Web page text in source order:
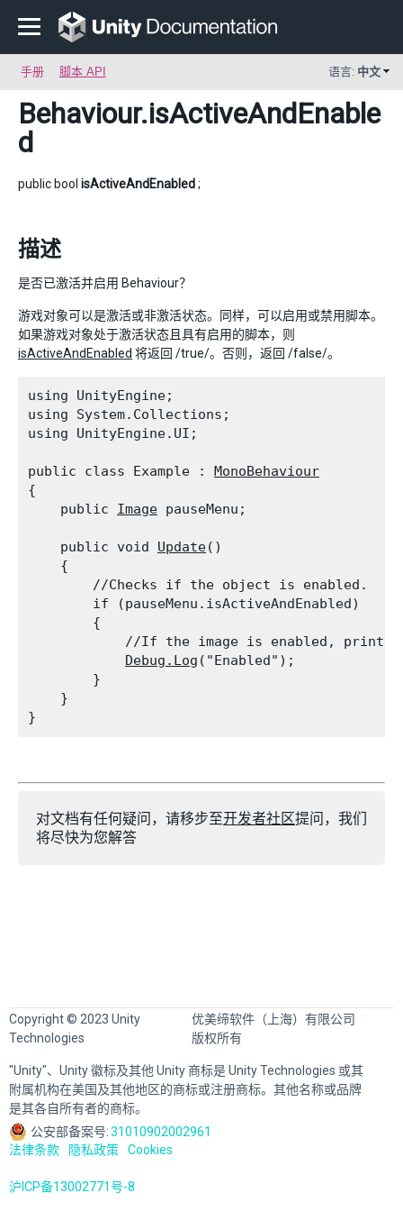
手册 脚本 API 语言: 中文
Behaviour.isActiveAndEnable
d
public bool isActiveAndEnabled;
描述
是否已激活并启用 Behaviour？
游戏对象可以是激活或非激活状态。同样，可以启用或禁用脚本。
如果游戏对象处于激活状态且具有启用的脚本，则
isActiveAndEnabled 将返回 /true/。否则，返回 /false/。
using UnityEngine;
using System.Collections;
using UnityEngine.UI;
public class Example : MonoBehaviour
{
    public
Image pauseMenu;
    public void
Update()
    {
        //Checks if the object is enabled.
        if (pauseMenu.isActiveAndEnabled)
        {
//If the image is enabled, print
Debug.Log ("Enabled");
        }
    }
对文档有任何疑问，请移步至开发者社区提问，我们
将尽快为您解答
Copyright © 2023 Unity
Technologies
优美缔软件（上海）有限公司
版权所有
"Unity"、Unity 徽标及其他 Unity 商标是 Unity Technologies 或其
附属机构在美国及其他地区的商标或注册商标。其他名称或品牌
是其各自所有者的商标。
公安部备案号:31010902002961
法律条款
隐私政策 Cookies
沪ICP备13002771号-8